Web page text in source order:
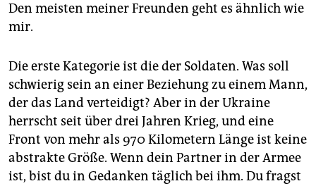
Den meisten meiner Freunden geht es ähnlich wie
mir.
Die erste Kategorie ist die der Soldaten. Was soll
schwierig sein an einer Beziehung zu einem Mann,
der das Land verteidigt? Aber in der Ukraine
herrscht seit über drei Jahren Krieg, und eine
Front von mehr als 970 Kilometern Länge ist keine
abstrakte Größe. Wenn dein Partner in der Armee
ist, bist du in Gedanken täglich bei ihm. Du fragst